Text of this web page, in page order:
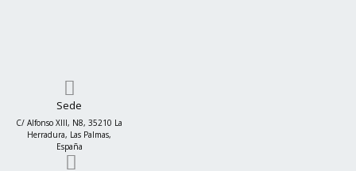
Sede
C/ Alfonso XIII, N8, 35210 La
Herradura, Las Palmas,
España